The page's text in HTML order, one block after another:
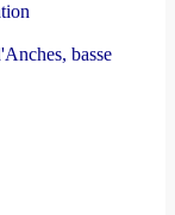
basse